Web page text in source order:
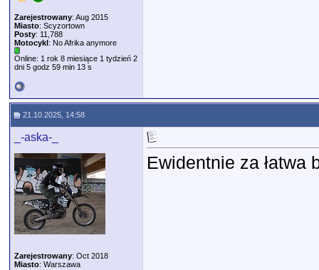
Zarejestrowany: Aug 2015
Miasto: Scyzortown
Posty: 11,788
Motocykl: No Afrika anymore
Online: 1 rok 8 miesiące 1 tydzień 2
dni 5 godz 59 min 13 s
21.10.2025, 14:58
_-aska-_
Zarejestrowany: Oct 2018
Miasto: Warszawa
Ewidentnie za łatwa